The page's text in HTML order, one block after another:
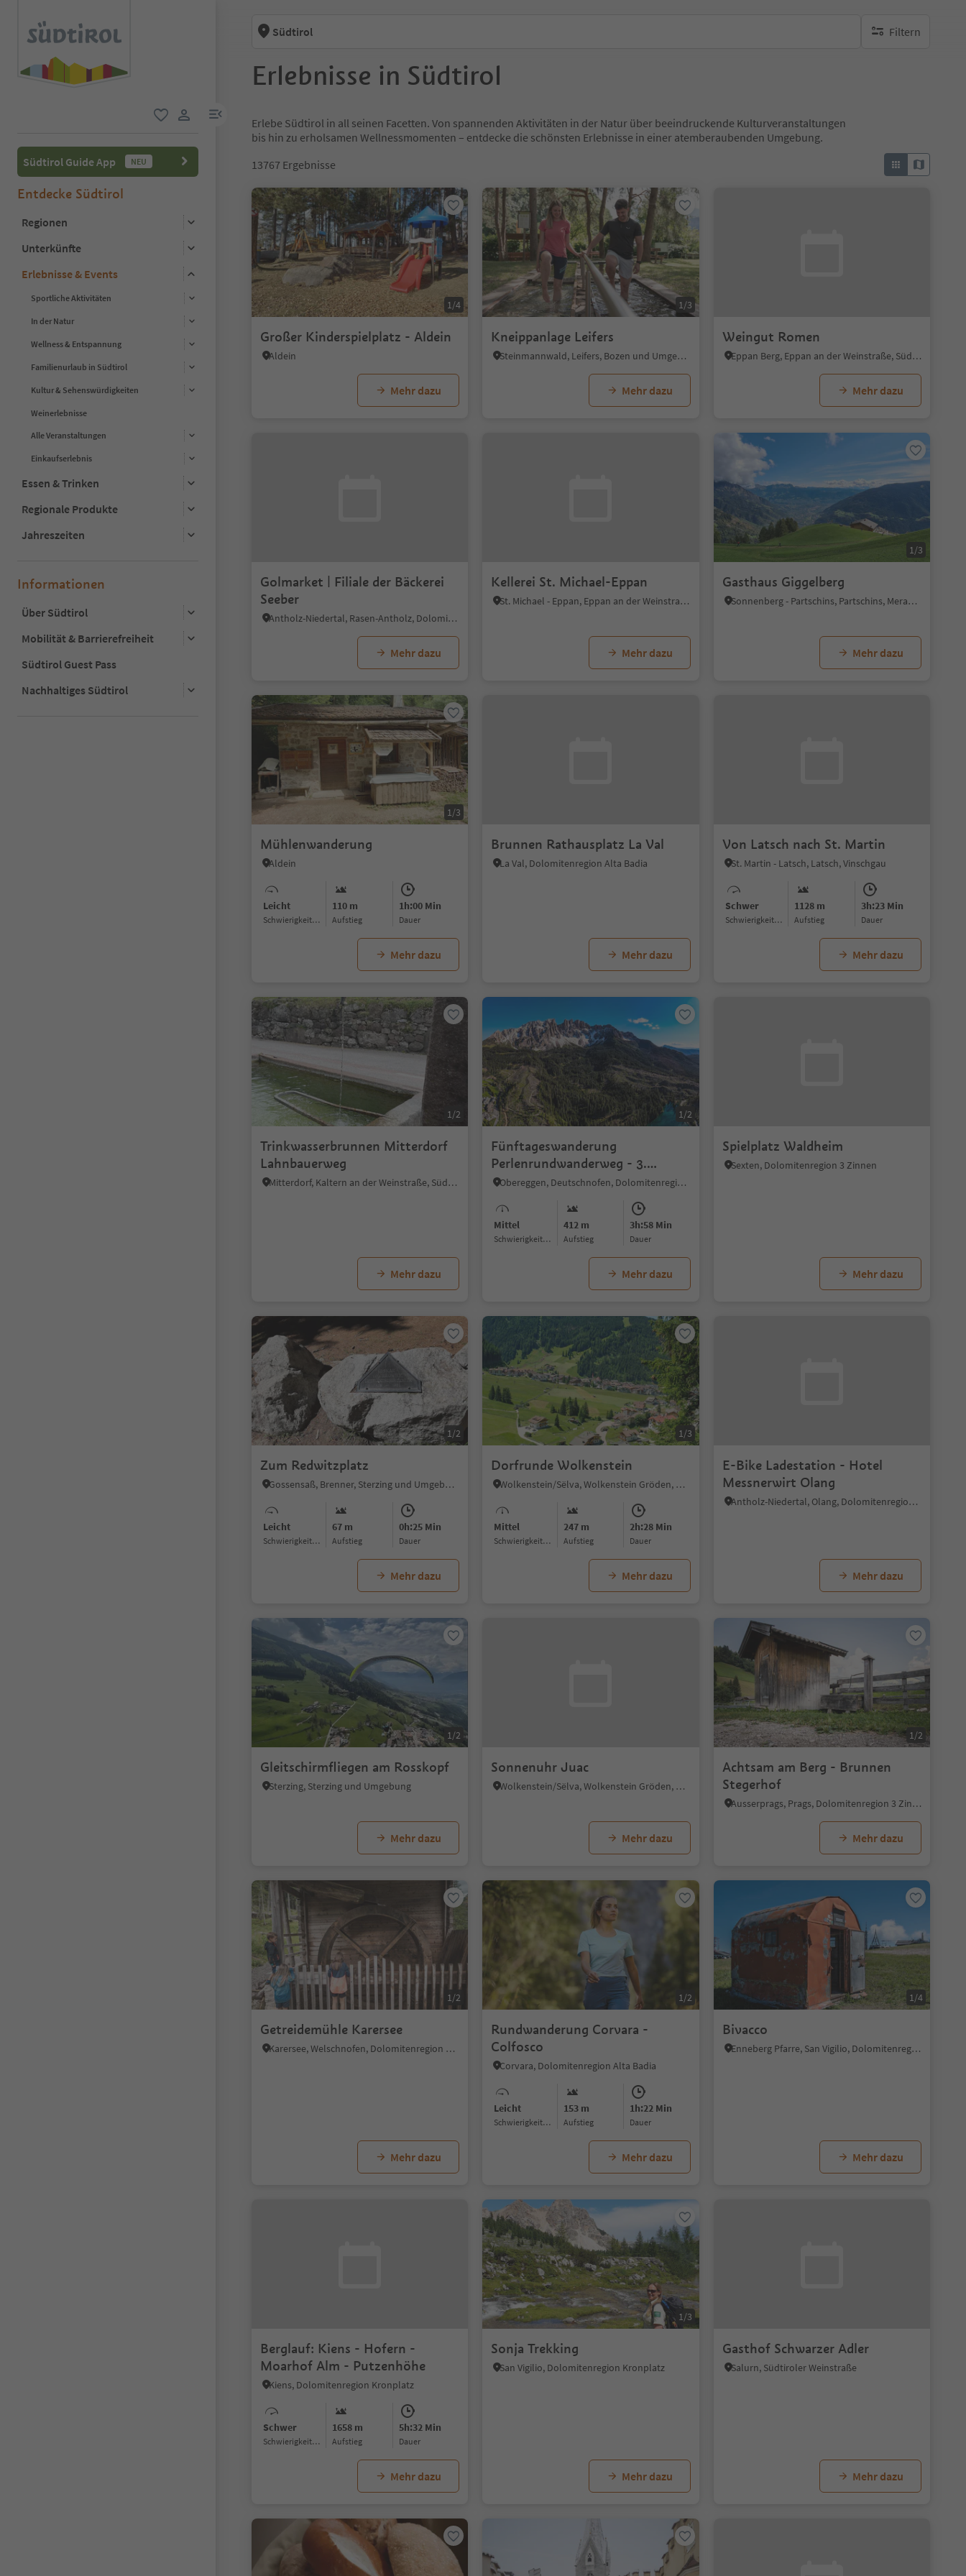
menu link
Südtirol Guide App NEU
Entdecke Südtirol
Regionen
Unterkünfte
Erlebnisse & Events
Sportliche Aktivitäten
In der Natur
Wellness & Entspannung
Familienurlaub in Südtirol
Kultur & Sehenswürdigkeiten
Weinerlebnisse
Alle Veranstaltungen
Einkaufserlebnis
Essen & Trinken
Regionale Produkte
Jahreszeiten
Informationen
Über Südtirol
Mobilität & Barrierefreiheit
Südtirol Guest Pass
Nachhaltiges Südtirol
Südtirol Filtern
keine aktiven Filte
Erlebnisse in Südtirol
Erlebe Südtirol in all seinen Facetten. Von spannenden Aktivitäten in der Natur über beeindruckende Kulturveranstaltungen
bis hin zu erholsamen Wellnessmomenten – entdecke die schönsten Erlebnisse in einer atemberaubenden Umgebung.
13767 Ergebnisse
1/4
Großer Kinderspielplatz - Aldein
Aldein
Mehr dazu
1/3
Kneippanlage Leifers
Steinmannwald, Leifers, Bozen und Umgebung
Mehr dazu
Weingut Romen
Eppan Berg, Eppan an der Weinstraße, Südtiroler Weinstraße
Mehr dazu
Golmarket | Filiale der Bäckerei
Seeber
Antholz-Niedertal, Rasen-Antholz, Dolomitenregion Kronplatz
Mehr dazu
Kellerei St. Michael-Eppan
St. Michael - Eppan, Eppan an der Weinstraße, Südtiroler Weinstraße
Mehr dazu
1/3
Gasthaus Giggelberg
Sonnenberg - Partschins, Partschins, Meran und Umgebung
Mehr dazu
1/3
Mühlenwanderung
Aldein
Leicht
Schwierigkeitsgrad
110 m
Aufstieg
1h:00 Min
Dauer
Mehr dazu
Brunnen Rathausplatz La Val
La Val, Dolomitenregion Alta Badia
Mehr dazu
Von Latsch nach St. Martin
St. Martin - Latsch, Latsch, Vinschgau
Schwer
Schwierigkeitsgrad
1128 m
Aufstieg
3h:23 Min
Dauer
Mehr dazu
1/2
Trinkwasserbrunnen Mitterdorf
Lahnbauerweg
Mitterdorf, Kaltern an der Weinstraße, Südtiroler Weinstraße
Mehr dazu
1/2
Fünftageswanderung
Perlenrundwanderweg - 3.
Etappe
Obereggen, Deutschnofen, Dolomitenregion Eggental
Mittel
Schwierigkeitsgrad
412 m
Aufstieg
3h:58 Min
Dauer
Mehr dazu
Spielplatz Waldheim
Sexten, Dolomitenregion 3 Zinnen
Mehr dazu
1/2
Zum Redwitzplatz
Gossensaß, Brenner, Sterzing und Umgebung
Leicht
Schwierigkeitsgrad
67 m
Aufstieg
0h:25 Min
Dauer
Mehr dazu
1/3
Dorfrunde Wolkenstein
Wolkenstein/Sëlva, Wolkenstein Gröden, Dolomitenregion Gröden
Mittel
Schwierigkeitsgrad
247 m
Aufstieg
2h:28 Min
Dauer
Mehr dazu
E-Bike Ladestation - Hotel
Messnerwirt Olang
Antholz-Niedertal, Olang, Dolomitenregion Kronplatz
Mehr dazu
1/2
Gleitschirmfliegen am Rosskopf
Sterzing, Sterzing und Umgebung
Mehr dazu
Sonnenuhr Juac
Wolkenstein/Sëlva, Wolkenstein Gröden, Dolomitenregion Gröden
Mehr dazu
1/2
Achtsam am Berg - Brunnen
Stegerhof
Ausserprags, Prags, Dolomitenregion 3 Zinnen
Mehr dazu
1/2
Getreidemühle Karersee
Karersee, Welschnofen, Dolomitenregion Eggental
Mehr dazu
1/2
Rundwanderung Corvara -
Colfosco
Corvara, Dolomitenregion Alta Badia
Leicht
Schwierigkeitsgrad
153 m
Aufstieg
1h:22 Min
Dauer
Mehr dazu
1/4
Bivacco
Enneberg Pfarre, San Vigilio, Dolomitenregion Kronplatz
Mehr dazu
Berglauf: Kiens - Hofern -
Moarhof Alm - Putzenhöhe
Kiens, Dolomitenregion Kronplatz
Schwer
Schwierigkeitsgrad
1658 m
Aufstieg
5h:32 Min
Dauer
Mehr dazu
1/3
Sonja Trekking
San Vigilio, Dolomitenregion Kronplatz
Mehr dazu
Gasthof Schwarzer Adler
Salurn, Südtiroler Weinstraße
Mehr dazu